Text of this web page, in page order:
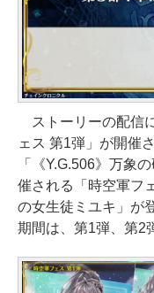
ストーリーの配信
ェス 第1弾」が開催
「《Y.G.506》万象
催される「時空軍フ
の女生徒ミユキ」が
期間は、第1弾、第2